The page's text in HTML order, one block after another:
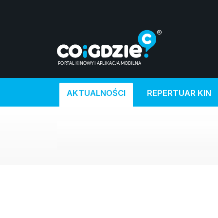
AKTUALNOŚCI REPERTUAR KIN